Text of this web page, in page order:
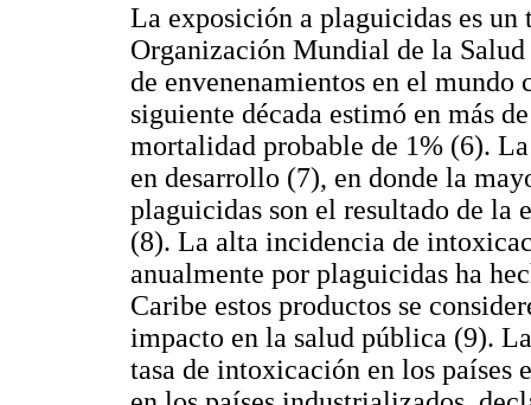
La exposición a plaguicidas es
Organización Mundial de la
de envenenamientos en el mundo
siguiente década estimó en más
mortalidad probable de 1% (6).
en desarrollo (7), en donde la
plaguicidas son el resultado de la
(8). La alta incidencia de
anualmente por plaguicidas ha
Caribe estos productos se
impacto en la salud pública (9).
tasa de intoxicación en los países